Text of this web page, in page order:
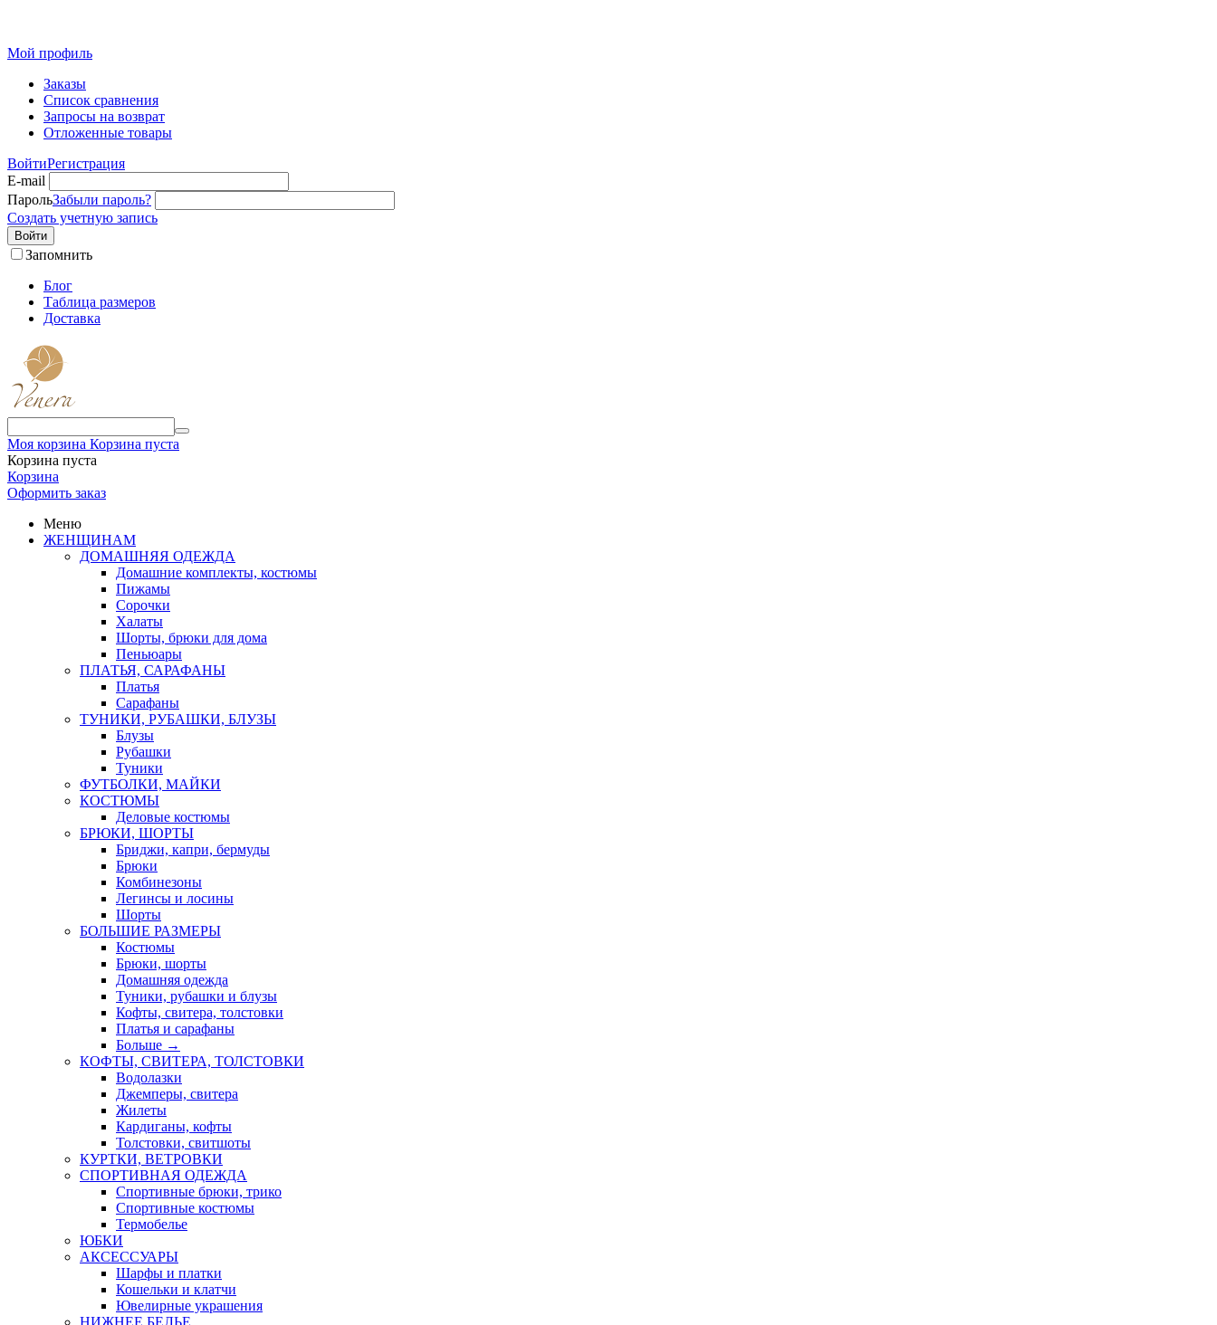
Мой профиль
Заказы
Список сравнения
Запросы на возврат
Отложенные товары
ВойтиРегистрация
E-mail
ПарольЗабыли пароль?
Создать учетную запись
Войти
Запомнить
Блог
Таблица размеров
Доставка
Моя корзина Корзина пуста
Корзина пуста
Корзина
Оформить заказ
Меню
ЖЕНЩИНАМ
ДОМАШНЯЯ ОДЕЖДА
Домашние комплекты, костюмы
Пижамы
Сорочки
Халаты
Шорты, брюки для дома
Пеньюары
ПЛАТЬЯ, САРАФАНЫ
Платья
Сарафаны
ТУНИКИ, РУБАШКИ, БЛУЗЫ
Блузы
Рубашки
Туники
ФУТБОЛКИ, МАЙКИ
КОСТЮМЫ
Деловые костюмы
БРЮКИ, ШОРТЫ
Бриджи, капри, бермуды
Брюки
Комбинезоны
Легинсы и лосины
Шорты
БОЛЬШИЕ РАЗМЕРЫ
Костюмы
Брюки, шорты
Домашняя одежда
Туники, рубашки и блузы
Кофты, свитера, толстовки
Платья и сарафаны
Больше →
КОФТЫ, СВИТЕРА, ТОЛСТОВКИ
Водолазки
Джемперы, свитера
Жилеты
Кардиганы, кофты
Толстовки, свитшоты
КУРТКИ, ВЕТРОВКИ
СПОРТИВНАЯ ОДЕЖДА
Спортивные брюки, трико
Спортивные костюмы
Термобелье
ЮБКИ
AКСЕССУАРЫ
Шарфы и платки
Кошельки и клатчи
Ювелирные украшения
НИЖНЕЕ БЕЛЬЕ